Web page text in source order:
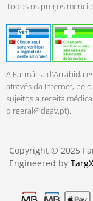
Todos os preços
A Farmácia d'Arrábida
através da Internet,
sujeitos a receita
dirgeral@dgav.pt).
Copyright © 2025
Engineered by TargX